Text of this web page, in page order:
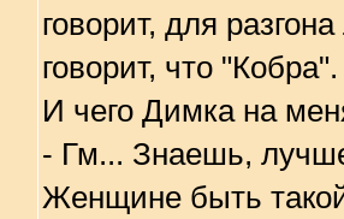
говорит, для
говорит, что
И чего Димка на
- Гм... Знаешь,
Женщине быть